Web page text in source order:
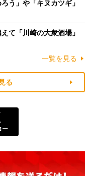
う」や「キヌカツギ」
て「川崎の大衆酒場」
一覧を見る
る
ー